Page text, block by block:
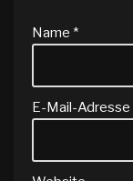
Name *
E-Mail-Adresse